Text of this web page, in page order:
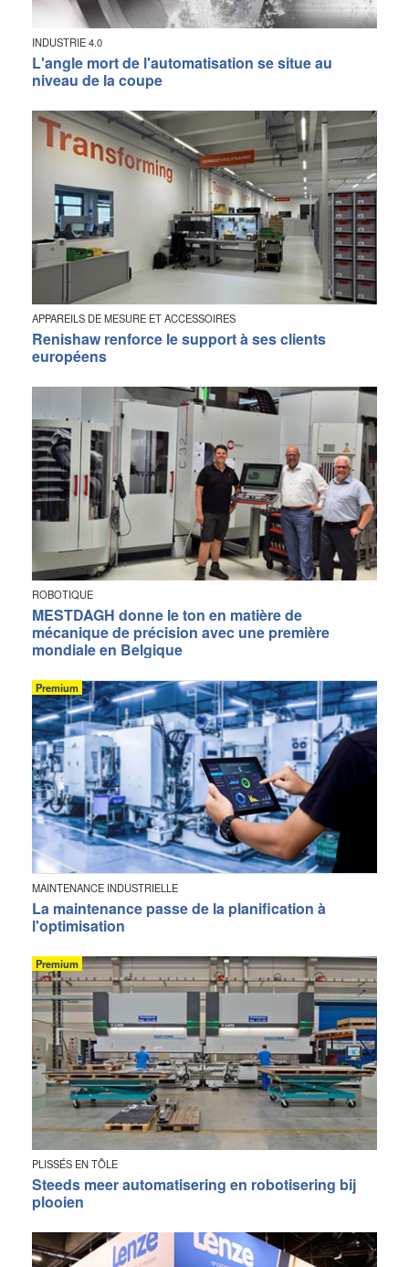
INDUSTRIE 4.0
L'angle mort de l'automatisation se situe au
niveau de la coupe
APPAREILS DE MESURE ET ACCESSOIRES
Renishaw renforce le support à ses clients
européens
ROBOTIQUE
MESTDAGH donne le ton en matière de
mécanique de précision avec une première
mondiale en Belgique
Premium
MAINTENANCE INDUSTRIELLE
La maintenance passe de la planification à
l'optimisation
Premium
PLISSÉS EN TÔLE
Steeds meer automatisering en robotisering bij
plooien